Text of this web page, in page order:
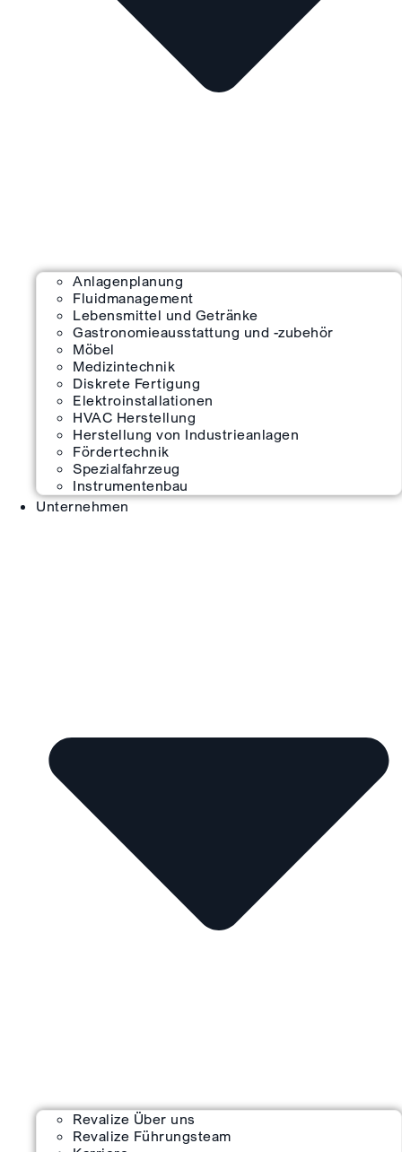
Anlagenplanung
Fluidmanagement
Lebensmittel und Getränke
Gastronomieausstattung und -zubehör
Möbel
Medizintechnik
Diskrete Fertigung
Elektroinstallationen
HVAC Herstellung
Herstellung von Industrieanlagen
Fördertechnik
Spezialfahrzeug
Instrumentenbau
Unternehmen
Revalize Über uns
Revalize Führungsteam